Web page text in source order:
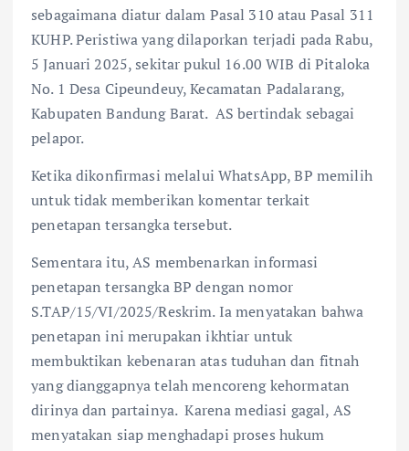
sebagaimana diatur dalam Pasal 310 atau Pasal 311
KUHP. Peristiwa yang dilaporkan terjadi pada Rabu,
5 Januari 2025, sekitar pukul 16.00 WIB di Pitaloka
No. 1 Desa Cipeundeuy, Kecamatan Padalarang,
Kabupaten Bandung Barat. AS bertindak sebagai
pelapor.
Ketika dikonfirmasi melalui WhatsApp, BP memilih
untuk tidak memberikan komentar terkait
penetapan tersangka tersebut.
Sementara itu, AS membenarkan informasi
penetapan tersangka BP dengan nomor
S.TAP/15/VI/2025/Reskrim. Ia menyatakan bahwa
penetapan ini merupakan ikhtiar untuk
membuktikan kebenaran atas tuduhan dan fitnah
yang dianggapnya telah mencoreng kehormatan
dirinya dan partainya. Karena mediasi gagal, AS
menyatakan siap menghadapi proses hukum